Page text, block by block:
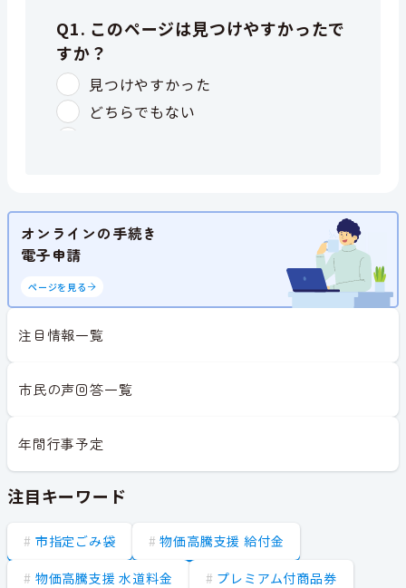
オンラインの手続き
電子申請
ページを見る
注目情報一覧
市民の声回答一覧
年間行事予定
注目キーワード
市指定ごみ袋 物価高騰支援 給付金
物価高騰支援 水道料金 プレミアム付商品券